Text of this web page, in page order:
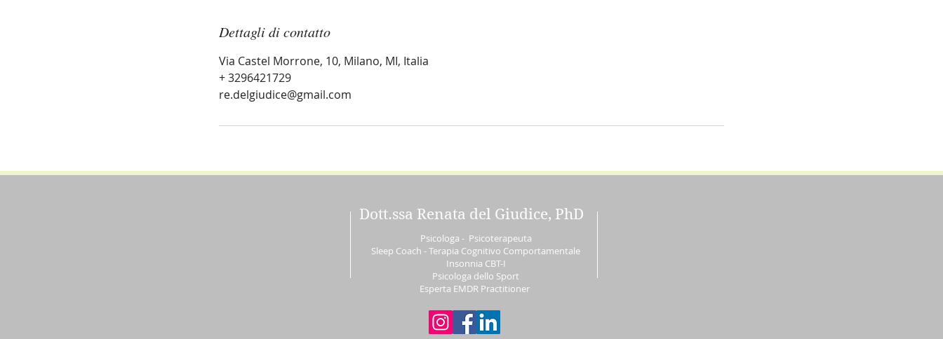
Dettagli di contatto
Via Castel Morrone, 10, Milano, MI, Italia
+ 3296421729
re.delgiudice@gmail.com
Dott.ssa Renata del Giudice, PhD
Psicologa - Psicoterapeuta
Sleep Coach - Terapia Cognitivo Comportamentale
Insonnia CBT-I
Psicologa dello Sport
Esperta EMDR Practitioner